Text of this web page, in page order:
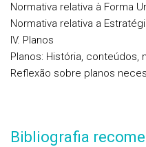
Normativa relativa à Forma
Normativa relativa a
IV. Planos
Planos: História,
Reflexão sobre planos
Bibliografia